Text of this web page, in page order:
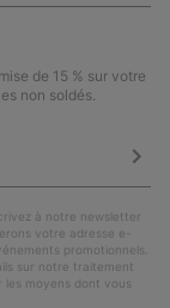
de 15 % sur votre
non soldés.
à notre newsletter
votre adresse e-
promotionnels.
sur notre traitement
les moyens dont vous